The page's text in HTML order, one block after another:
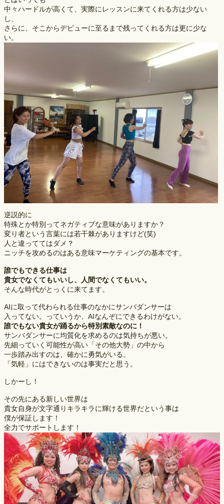
中々ハードルが高くて、実際にレッスンに来てくれる方は少ない
し、
さらに、そこからデビューに至るまで残ってくれる方は更に少な
い。
逆説的に
特殊とか特別ってネガティブな意味がありますか？
変り者という言葉には若干棘がありますけど(笑)
人と違っててはダメ？
ニッチを攻めるのはある意味マーケティングの基本です。
誰でもできる仕事は
貴女でなくてもいいし、人間でなくてもいい。
そんな時代がとっくに来てます。
AIに取って代わられる仕事のなかにサンバダンサーは
入ってない。っていうか、AIなんぞにできるわけがない。
誰でもない貴女が踊るから特別素敵なのに！
サンバダンサーに均質化を求めるのは気持ちが悪い。
先細っていく可能性が高い「その他大勢」の中から
一歩踏み出すのは、確かに勇気がいる。
「気軽」にはできないのは事実だと思う。
しかーし！
その先にある新しい世界は
貴女自身が文字通りキラキラに輝ける世界だという事は
僕が保証します！
全力でサポートします！